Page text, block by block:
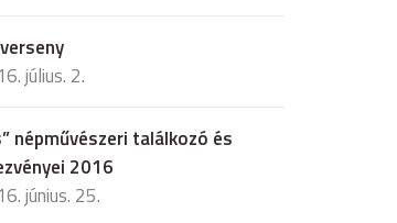
július. 2.
népművészeri találkozó és
2016
június. 25.